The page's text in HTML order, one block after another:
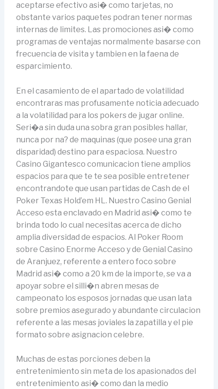
aceptarse efectivo asi� como tarjetas, no
obstante varios paquetes podran tener normas
internas de limites. Las promociones asi� como
programas de ventajas normalmente basarse con
frecuencia de visita y tambien en la faena de
esparcimiento.
En el casamiento de el apartado de volatilidad
encontraras mas profusamente noticia adecuado
a la volatilidad para los pokers de jugar online.
Seri�a sin duda una sobra gran posibles hallar,
nunca por na? de maquinas (que posee una gran
disparidad) destino para espaciosa. Nuestro
Casino Gigantesco comunicacion tiene amplios
espacios para que te te sea posible entretener
encontrandote que usan partidas de Cash de el
Poker Texas Hold’em HL. Nuestro Casino Genial
Acceso esta enclavado en Madrid asi� como te
brinda todo lo cual necesitas acerca de dicho
amplia diversidad de espacios. Al Poker Room
sobre Casino Enorme Acceso y de Genial Casino
de Aranjuez, referente a entero foco sobre
Madrid asi� como a 20 km de la importe, se va a
apoyar sobre el silli�n abren mesas de
campeonato los esposos jornadas que usan lata
sobre premios asegurado y abundante circulacion
referente a las mesas joviales la zapatilla y el pie
formato sobre asignacion celebre.
Muchas de estas porciones deben la
entretenimiento sin meta de los apasionados del
entretenimiento asi� como dan la medio